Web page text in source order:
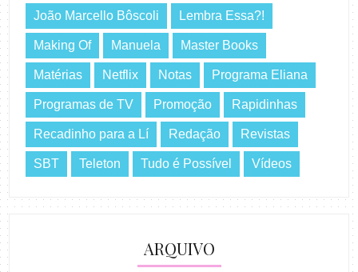
João Marcello Bôscoli Lembra Essa?!
Making Of Manuela Master Books
Matérias Netflix Notas Programa Eliana
Programas de TV Promoção Rapidinhas
Recadinho para a Lí Redação Revistas
SBT Teleton Tudo é Possível Vídeos
ARQUIVO